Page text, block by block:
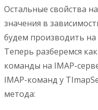
Остальные свойства
значения в
будем производить на
Теперь разберемся
команды на IMAP-
IMAP-команд у
метода: